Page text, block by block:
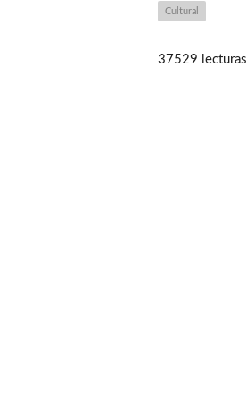
Cultural
37529 lecturas